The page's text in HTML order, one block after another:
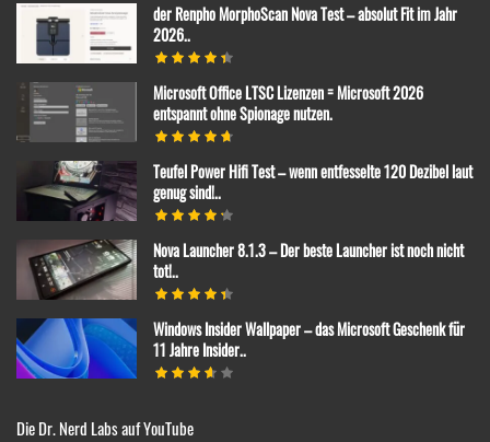
der Renpho MorphoScan Nova Test – absolut Fit im Jahr
2026..
Microsoft Office LTSC Lizenzen = Microsoft 2026
entspannt ohne Spionage nutzen.
Teufel Power Hifi Test – wenn entfesselte 120 Dezibel laut
genug sind!..
Nova Launcher 8.1.3 – Der beste Launcher ist noch nicht
tot!..
Windows Insider Wallpaper – das Microsoft Geschenk für
11 Jahre Insider..
Die Dr. Nerd Labs auf YouTube